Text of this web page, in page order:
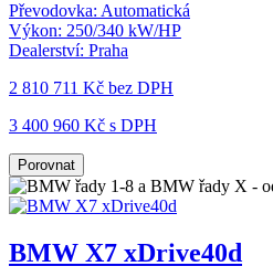
Převodovka: Automatická
Výkon: 250/340 kW/HP
Dealerství: Praha
2 810 711 Kč bez DPH
3 400 960 Kč s DPH
Porovnat
BMW X7 xDrive40d